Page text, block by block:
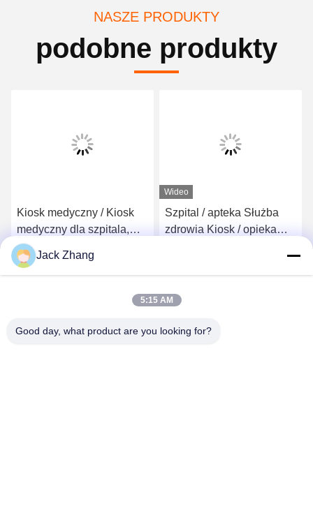
NASZE PRODUKTY
podobne produkty
Kiosk medyczny / Kiosk
medyczny dla szpitala,
kiosk samoobsługowy
LKS
Uzyskaj najlepszą cenę
Wideo
Szpital / apteka Służba
zdrowia Kiosk / opieka
Standard, elegancki
design LKS
Jack Zhang
5:15 AM
Good day, what product are you looking for?